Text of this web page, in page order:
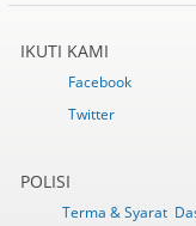
IKUTI KAMI
Facebook
Twitter
POLISI
Terma & Syarat